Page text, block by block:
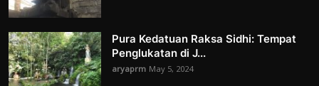
Pura Kedatuan Raksa Sidhi: Tempat
Penglukatan di J...
aryaprm May 5, 2024